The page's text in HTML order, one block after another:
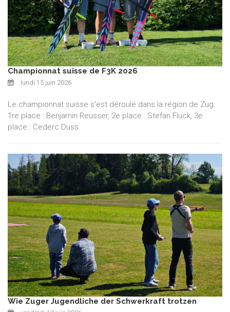
Championnat suisse de F3K 2026
lundi 15 juin 2026
Le championnat suisse s'est déroulé dans la région de Zug.
1re place : Benjamin Reusser, 2e place : Stefan Fluck, 3e
place : Cederc Duss
Wie Zuger Jugendliche der Schwerkraft trotzen